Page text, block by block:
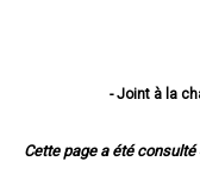
- Joint à la
- Joint à la chaux,
Cette page a été consulté